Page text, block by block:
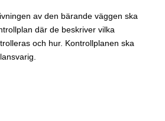
av den bärande väggen ska
där de beskriver vilka
och hur. Kontrollplanen ska